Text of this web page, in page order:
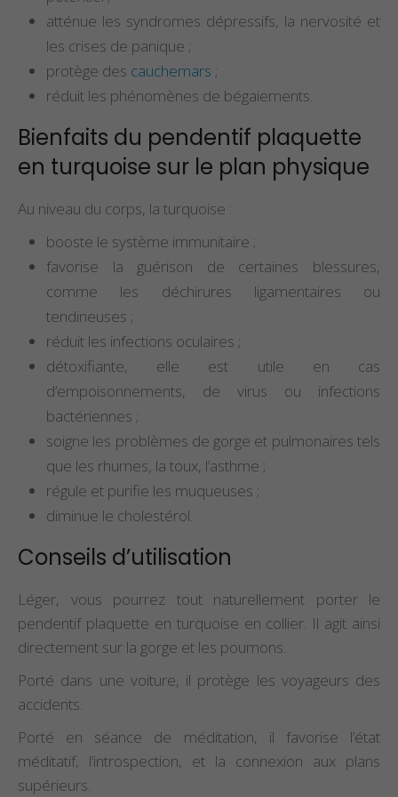
atténue les syndromes dépressifs, la nervosité et
les crises de panique ;
protège des cauchemars ;
réduit les phénomènes de bégaiements.
Bienfaits du pendentif plaquette
en turquoise sur le plan physique
Au niveau du corps, la turquoise :
booste le système immunitaire ;
favorise la guérison de certaines blessures,
comme les déchirures ligamentaires ou
tendineuses ;
réduit les infections oculaires ;
détoxifiante, elle est utile en cas
d’empoisonnements, de virus ou infections
bactériennes ;
soigne les problèmes de gorge et pulmonaires tels
que les rhumes, la toux, l’asthme ;
régule et purifie les muqueuses ;
diminue le cholestérol.
Conseils d’utilisation
Léger, vous pourrez tout naturellement porter le
pendentif plaquette en turquoise en collier. Il agit ainsi
directement sur la gorge et les poumons.
Porté dans une voiture, il protège les voyageurs des
accidents.
Porté en séance de méditation, il favorise l’état
méditatif, l’introspection, et la connexion aux plans
supérieurs.